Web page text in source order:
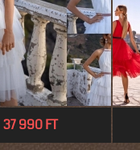
37 990 FT